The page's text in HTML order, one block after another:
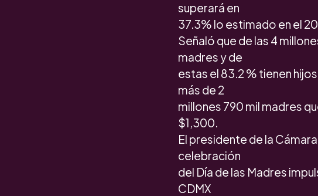
superará en
37.3% lo estimado en el
Señaló que de las 4
madres y de
estas el 83.2 % tienen
más de 2
millones 790 mil madres
$1,300.
El presidente de la
celebración
del Día de las Madres
CDMX